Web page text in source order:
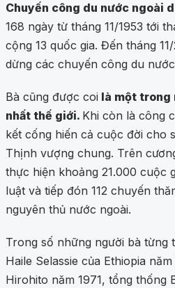
Chuyến công du nước ngoài
168 ngày từ tháng 11/1953 tới
cộng 13 quốc gia. Đến tháng
dừng các chuyến công du
Bà cũng được coi là một trong
nhất thế giới. Khi còn là công
kết cống hiến cả cuộc đời cho
Thịnh vượng chung. Trên
thực hiện khoảng 21.000 cuộc
luật và tiếp đón 112 chuyến
nguyên thủ nước ngoài.
Trong số những người bà từng
Haile Selassie của Ethiopia
Hirohito năm 1971, tổng thống